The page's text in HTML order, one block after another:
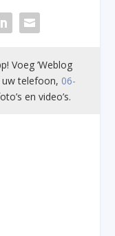
Voeg ’Weblog
telefoon, 06-
en video’s.